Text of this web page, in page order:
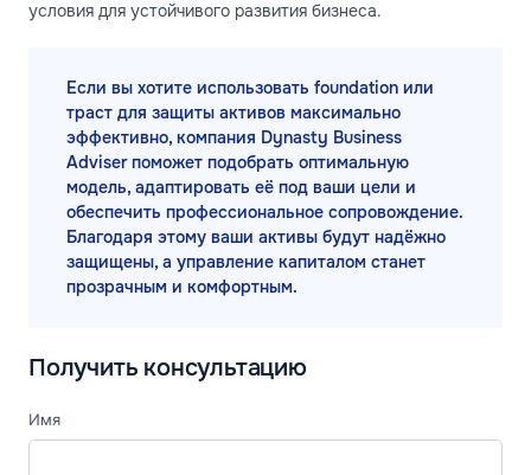
условия для устойчивого развития бизнеса.
Если вы хотите использовать foundation или
траст для защиты активов максимально
эффективно, компания Dynasty Business
Adviser поможет подобрать оптимальную
модель, адаптировать её под ваши цели и
обеспечить профессиональное сопровождение.
Благодаря этому ваши активы будут надёжно
защищены, а управление капиталом станет
прозрачным и комфортным.
Получить консультацию
Имя